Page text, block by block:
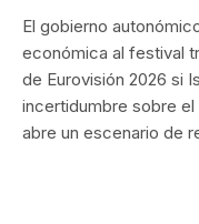
El gobierno
económica al festival
de Eurovisión 2026 si
incertidumbre sobre
abre un escenario de